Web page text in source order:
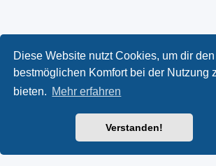
Diese Website nutzt Cookies, um dir den
bestmöglichen Komfort bei der Nutzung
bieten. Mehr erfahren
Verstanden!